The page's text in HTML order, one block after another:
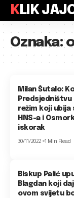
KLIK
Oznaka:
Milan Šutalo:
Predsjedništvu
režim koji ubija
HNS-a i
iskorak
30/11/2022 1 Min Read
Biskup Palić
Blagdan koji
ovom svijetu